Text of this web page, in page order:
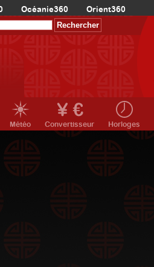
Océanie360 Orient360
Météo Convertisseur Horloges